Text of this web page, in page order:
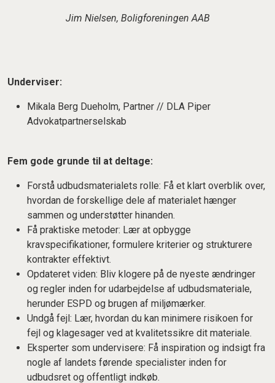
Jim Nielsen, Boligforeningen AAB
Underviser:
Mikala Berg Dueholm, Partner // DLA Piper
Advokatpartnerselskab
Fem gode grunde til at deltage:
Forstå udbudsmaterialets rolle: Få et klart overblik over,
hvordan de forskellige dele af materialet hænger
sammen og understøtter hinanden.
Få praktiske metoder: Lær at opbygge
kravspecifikationer, formulere kriterier og strukturere
kontrakter effektivt.
Opdateret viden: Bliv klogere på de nyeste ændringer
og regler inden for udarbejdelse af udbudsmateriale,
herunder ESPD og brugen af miljømærker.
Undgå fejl: Lær, hvordan du kan minimere risikoen for
fejl og klagesager ved at kvalitetssikre dit materiale.
Eksperter som undervisere: Få inspiration og indsigt fra
nogle af landets førende specialister inden for
udbudsret og offentligt indkøb.